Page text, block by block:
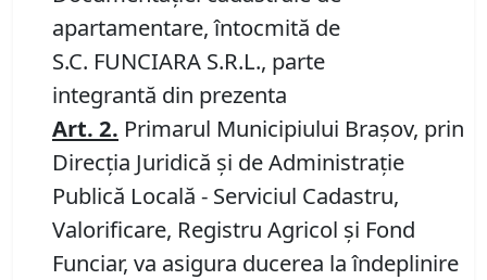
apartamentare, întocmită de
S.C. FUNCIARA S.R.L., parte
integrantă din prezenta
Art. 2. Primarul Municipiului Brașov, prin
Direcția Juridică și de Administrație
Publică Locală - Serviciul Cadastru,
Valorificare, Registru Agricol și Fond
Funciar, va asigura ducerea la îndeplinire